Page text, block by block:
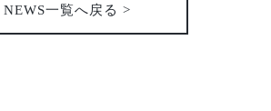
NEWS一覧へ戻る >